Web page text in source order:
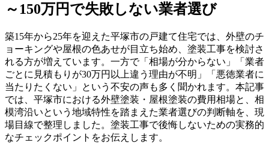
～150万円で失敗しない業者選び
築15年から25年を迎えた平塚市の戸建て住宅では、外壁のチ
ョーキングや屋根の色あせが目立ち始め、塗装工事を検討さ
れる方が増えています。一方で「相場が分からない」「業者
ごとに見積もりが30万円以上違う理由が不明」「悪徳業者に
当たりたくない」という不安の声も多く聞かれます。本記事
では、平塚市における外壁塗装・屋根塗装の費用相場と、相
模湾沿いという地域特性を踏まえた業者選びの判断軸を、現
場目線で整理しました。塗装工事で後悔しないための実務的
なチェックポイントをお伝えします。